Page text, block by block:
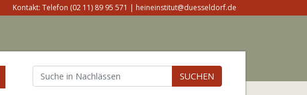
Kontakt: Telefon (02 11) 89 95 571 | heineinstitut@duesseldorf.de
SUCHEN